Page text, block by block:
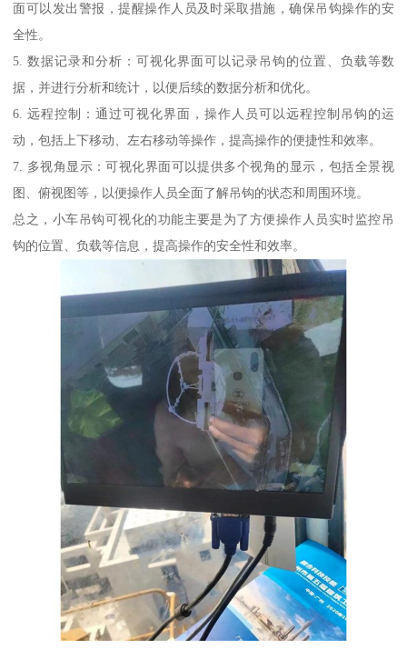
面可以发出警报，提醒操作人员及时采取措施，确保吊钩操作的安
全性。
5. 数据记录和分析：可视化界面可以记录吊钩的位置、负载等数
据，并进行分析和统计，以便后续的数据分析和优化。
6. 远程控制：通过可视化界面，操作人员可以远程控制吊钩的运
动，包括上下移动、左右移动等操作，提高操作的便捷性和效率。
7. 多视角显示：可视化界面可以提供多个视角的显示，包括全景视
图、俯视图等，以便操作人员全面了解吊钩的状态和周围环境。
总之，小车吊钩可视化的功能主要是为了方便操作人员实时监控吊
钩的位置、负载等信息，提高操作的安全性和效率。